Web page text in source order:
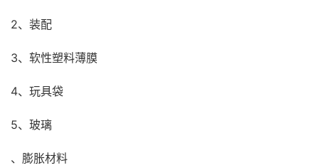
2、装配
3、软性塑料薄膜
4、玩具袋
5、玻璃
、膨胀材料